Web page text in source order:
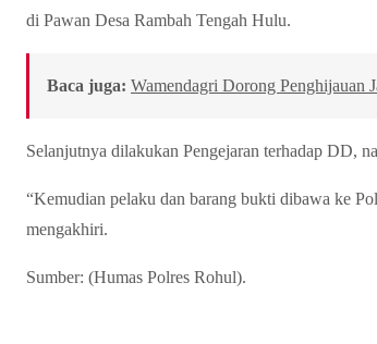
di Pawan Desa Rambah Tengah Hulu.
Baca juga: Wamendagri Dorong Penghijauan
Selanjutnya dilakukan Pengejaran terhadap DD,
“Kemudian pelaku dan barang bukti dibawa ke
mengakhiri.
Sumber: (Humas Polres Rohul).